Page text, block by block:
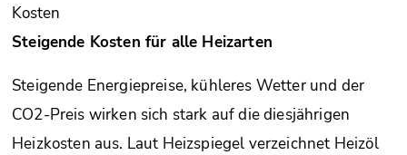
Steigende Kosten für alle Heizarten
Steigende Energiepreise, kühleres Wetter und der
CO2-Preis wirken sich stark auf die diesjährigen
Heizkosten aus. Laut Heizspiegel verzeichnet Heizöl